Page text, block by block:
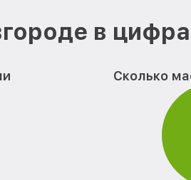
в
Сколько